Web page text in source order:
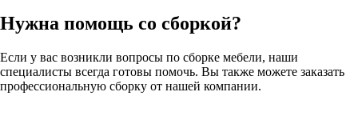
Нужна помощь со сборкой?
Если у вас возникли вопросы по сборке мебели, наши
специалисты всегда готовы помочь. Вы также можете заказать
профессиональную сборку от нашей компании.